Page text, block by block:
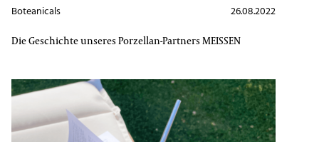
26.08.2022
Boteanicals
Die Geschichte unseres Porzellan-Partners MEISSEN